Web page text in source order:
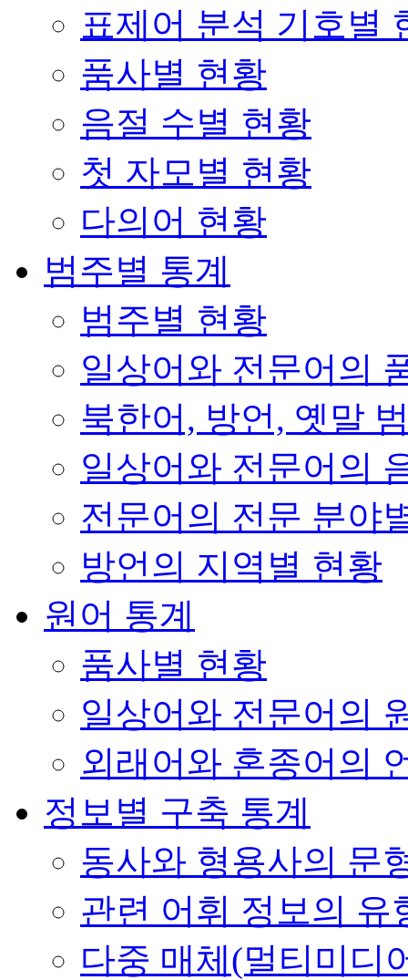
표제어 분석 기호별
품사별 현황
음절 수별 현황
첫 자모별 현황
다의어 현황
범주별 통계
범주별 현황
일상어와 전문어의
북한어, 방언, 옛말
일상어와 전문어의
전문어의 전문 분야
방언의 지역별 현황
원어 통계
품사별 현황
일상어와 전문어의
외래어와 혼종어의
정보별 구축 통계
동사와 형용사의 문
관련 어휘 정보의 유
다중 매체(멀티미디